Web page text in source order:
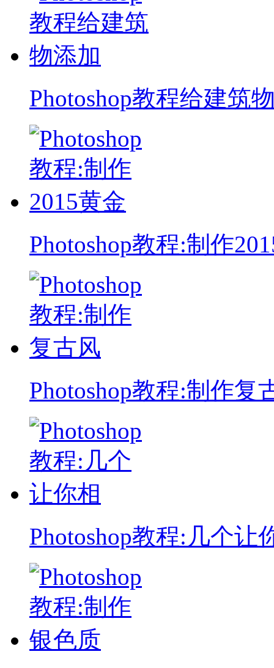
Photoshop教程给建筑
Photoshop教程:制作
Photoshop教程:制作复
Photoshop教程:几个让